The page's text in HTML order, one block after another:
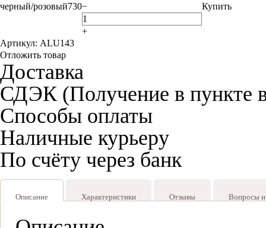
черный/розовый730−
+
Купить
Артикул: ALU143
Отложить товар
Доставка
СДЭК (Получение в пункте
Способы оплаты
Наличные курьеру
По счёту через банк
Описание Характеристики Отзывы Вопросы и